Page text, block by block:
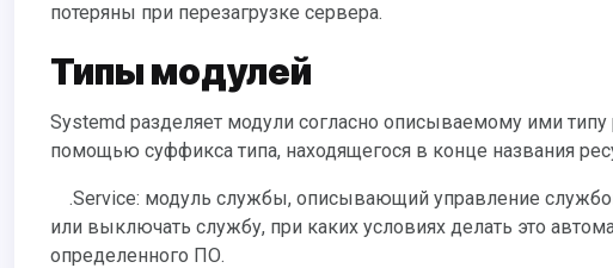
потеряны при перезагрузке сервера.
Типы модулей
Systemd разделяет модули согласно описываемому ими типу ресурсов. Самый легкий способ определить тип модуля - с
помощью суффикса типа, находящегося в конце названия
.service: модуль службы, описывающий управление службой, приложением или сервером. Он содержит, как включать
или выключать службу, при каких условиях делать это
определенного ПО.